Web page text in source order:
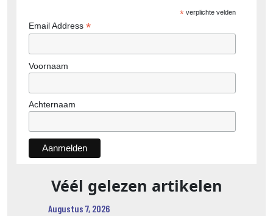
*verplichte velden
Email Address *
Voornaam
Achternaam
Véél gelezen artikelen
Augustus 7, 2026